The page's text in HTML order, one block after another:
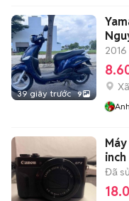
39 giây trước 9
2016
Đã